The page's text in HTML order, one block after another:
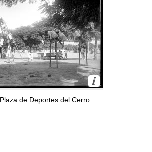
Plaza de Deportes del Cerro.